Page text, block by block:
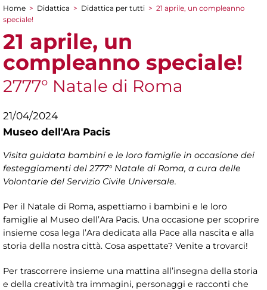
Tu sei qui
Home > Didattica > Didattica per tutti > 21 aprile, un compleanno
speciale!
21 aprile, un
compleanno speciale!
2777° Natale di Roma
21/04/2024
Museo dell'Ara Pacis
Visita guidata bambini e le loro famiglie in occasione dei
festeggiamenti del 2777° Natale di Roma, a cura delle
Volontarie del Servizio Civile Universale.
Per il Natale di Roma, aspettiamo i bambini e le loro
famiglie al Museo dell’Ara Pacis. Una occasione per scoprire
insieme cosa lega l’Ara dedicata alla Pace alla nascita e alla
storia della nostra città. Cosa aspettate? Venite a trovarci!
Per trascorrere insieme una mattina all’insegna della storia
e della creatività tra immagini, personaggi e racconti che